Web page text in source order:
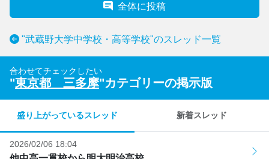
全体に投稿
"武蔵野大学中学校・高等学校"のスレッド一覧
合わせてチェックしたい
"東京都 三多摩"カテゴリーの掲示版
盛り上がっているスレッド 新着スレッド
2026/02/06 18:04